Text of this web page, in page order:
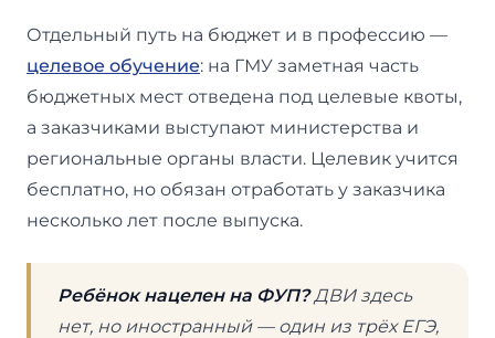
Отдельный путь на бюджет и в профессию —
целевое обучение: на ГМУ заметная часть
бюджетных мест отведена под целевые квоты,
а заказчиками выступают министерства и
региональные органы власти. Целевик учится
бесплатно, но обязан отработать у заказчика
несколько лет после выпуска.
Ребёнок нацелен на ФУП?ДВИ здесь
нет, но иностранный — один из трёх ЕГЭ,